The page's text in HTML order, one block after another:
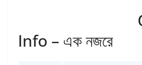
Info – এক নজরে